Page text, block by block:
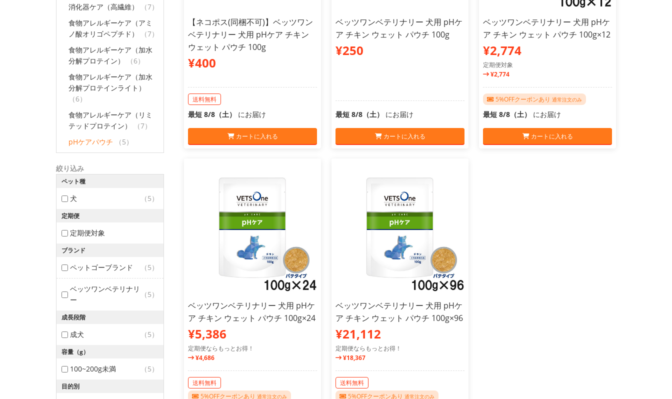
消化器ケア（高繊維）
（7）
食物アレルギーケア（アミ
ノ酸オリゴペプチド）
（7）
食物アレルギーケア（加水
分解プロテイン）
（6）
食物アレルギーケア（加水
分解プロテインライト）
（6）
食物アレルギーケア（リミ
テッドプロテイン）
（7）
pHケアパウチ
（5）
絞り込み
ペット種
犬 （5）
定期便
定期便対象
ブランド
ペットゴーブランド （5）
ベッツワンベテリナリ
ー
（5）
成長段階
成犬 （5）
容量（g）
100~200g未満 （5）
目的別
【ネコポス(同梱不可)】ベッツワン
ベテリナリー 犬用 pHケア チキン
ウェット パウチ 100g
¥400
送料無料
最短 8/8（土） にお届け
カートに入れる
ベッツワンベテリナリー 犬用 pHケ
ア チキン ウェット パウチ 100g
¥250
最短 8/8（土） にお届け
カートに入れる
ベッツワンベテリナリー 犬用 pHケ
ア チキン ウェット パウチ 100g×12
¥2,774
定期便対象
¥2,774
5%OFFクーポンあり 通常注文のみ
最短 8/8（土） にお届け
カートに入れる
ベッツワンベテリナリー 犬用 pHケ
ア チキン ウェット パウチ 100g×24
¥5,386
定期便ならもっとお得！
¥4,686
送料無料
5%OFFクーポンあり 通常注文のみ
ベッツワンベテリナリー 犬用 pHケ
ア チキン ウェット パウチ 100g×96
¥21,112
定期便ならもっとお得！
¥18,367
送料無料
5%OFFクーポンあり 通常注文のみ